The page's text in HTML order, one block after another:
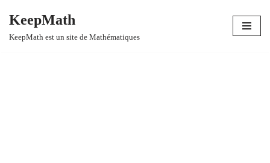
Aller
KeepMath
KeepMath est un site de Mathématiques